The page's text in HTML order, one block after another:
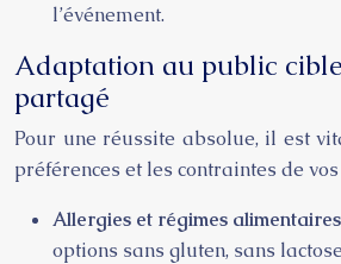
l’événement.
Adaptation au public
partagé
Pour une réussite absolue, il est
préférences et les contraintes de
Allergies et régimes
options sans gluten, sans